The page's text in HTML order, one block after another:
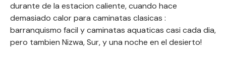
durante de la estacion caliente, cuando hace
demasiado calor para caminatas clasicas :
barranquismo facil y caminatas aquaticas casi cada dia,
pero tambien Nizwa, Sur, y una noche en el desierto!